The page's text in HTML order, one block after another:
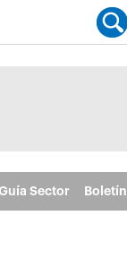
Sector Boletín